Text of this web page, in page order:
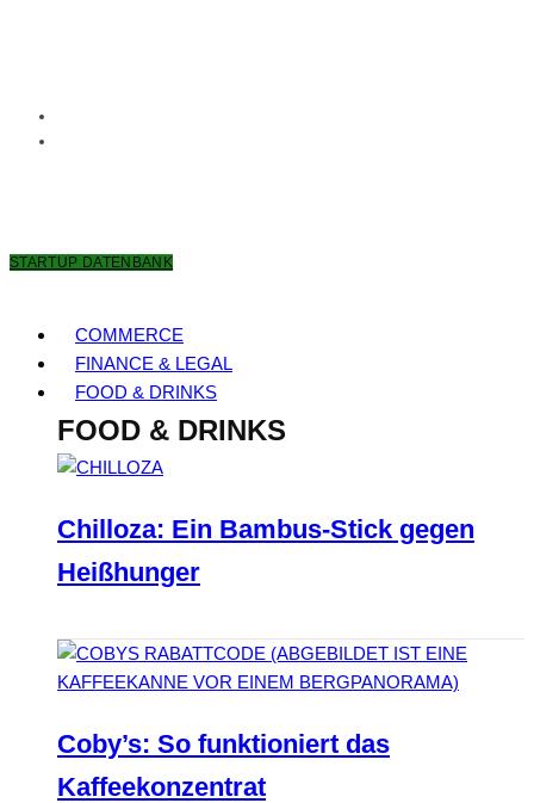
STARTUP DATENBANK
COMMERCE
FINANCE & LEGAL
FOOD & DRINKS
FOOD & DRINKS
Chilloza: Ein Bambus-Stick gegen
Heißhunger
Coby’s: So funktioniert das
Kaffeekonzentrat